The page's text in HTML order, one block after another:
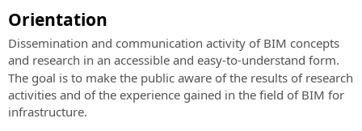
Logiciel
BIM
pour
la
conception
de
factures,
les
licences
et
les
produits
Live”
Toutes
les
informations
sur
les
Orientation
Dissemination and communication activity of BIM concepts
and research in an accessible and easy-to-understand form.
The goal is to make the public aware of the results of research
activities and of the experience gained in the field of BIM for
infrastructure.